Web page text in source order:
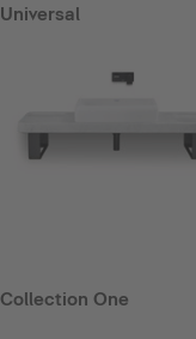
Universal
Collection One